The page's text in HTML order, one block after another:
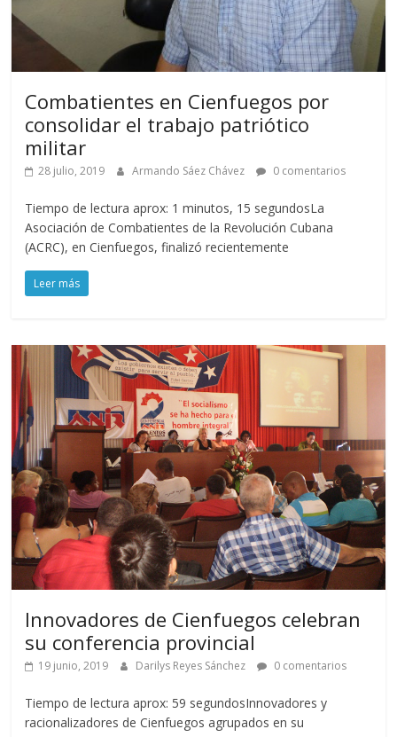
Combatientes en Cienfuegos por
consolidar el trabajo patriótico
militar
28 julio, 2019 Armando Sáez Chávez 0 comentarios
Tiempo de lectura aprox: 1 minutos, 15 segundosLa
Asociación de Combatientes de la Revolución Cubana
(ACRC), en Cienfuegos, finalizó recientemente
Leer más
Innovadores de Cienfuegos celebran
su conferencia provincial
19 junio, 2019 Darilys Reyes Sánchez 0 comentarios
Tiempo de lectura aprox: 59 segundosInnovadores y
racionalizadores de Cienfuegos agrupados en su